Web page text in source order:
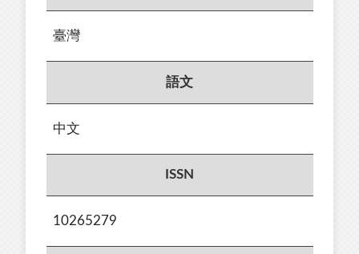
臺灣
語文
中文
ISSN
10265279